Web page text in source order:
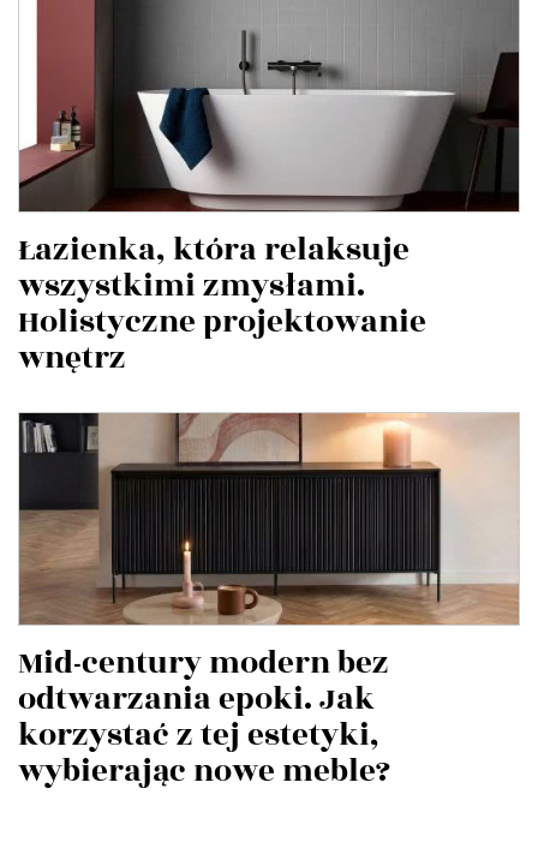
Łazienka, która relaksuje
wszystkimi zmysłami.
Holistyczne projektowanie
wnętrz
Mid-century modern bez
odtwarzania epoki. Jak
korzystać z tej estetyki,
wybierając nowe meble?